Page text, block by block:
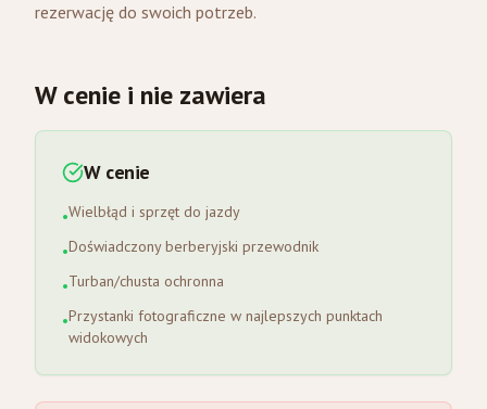
rezerwację do swoich potrzeb.
W cenie i nie zawiera
W cenie
•Wielbłąd i sprzęt do jazdy
•Doświadczony berberyjski przewodnik
•Turban/chusta ochronna
•Przystanki fotograficzne w najlepszych punktach
widokowych